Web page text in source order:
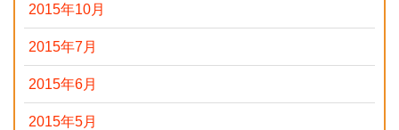
2015年10月
2015年7月
2015年6月
2015年5月